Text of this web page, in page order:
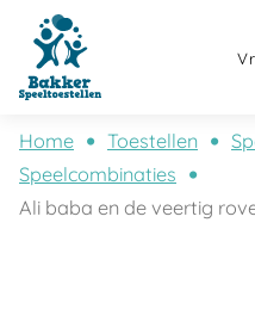
Home Toestellen
Speelcombinaties
Ali baba en de veertig